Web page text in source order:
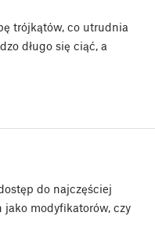
trójkątów, co utrudnia
długo się ciąć, a
do najczęściej
jako modyfikatorów, czy